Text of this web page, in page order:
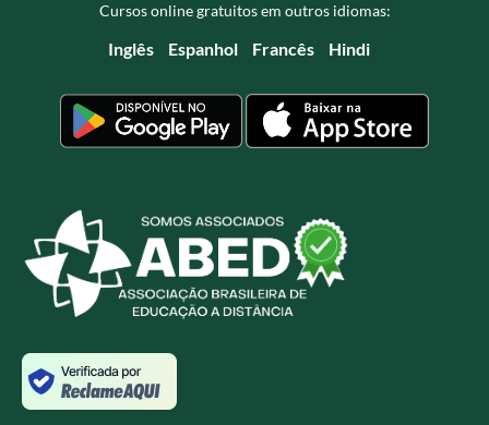
Cursos online gratuitos em outros idiomas:
Inglês Espanhol Francês Hindi